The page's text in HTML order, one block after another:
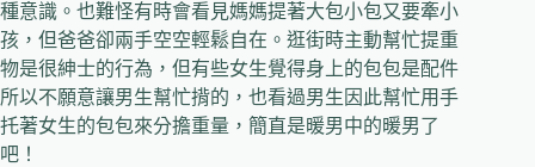
種意識。也難怪有時會看見媽媽提著大包小包又要牽小
孩，但爸爸卻兩手空空輕鬆自在。逛街時主動幫忙提重
物是很紳士的行為，但有些女生覺得身上的包包是配件
所以不願意讓男生幫忙揹的，也看過男生因此幫忙用手
托著女生的包包來分擔重量，簡直是暖男中的暖男了
吧！